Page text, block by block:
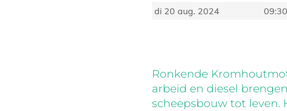
di 20 aug. 2024
Ronkende
arbeid en diesel
scheepsbouw tot leven.